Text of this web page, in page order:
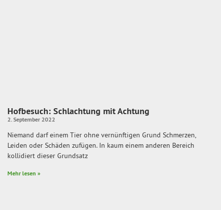
Hofbesuch: Schlachtung mit Achtung
2. September 2022
Niemand darf einem Tier ohne vernünftigen Grund Schmerzen,
Leiden oder Schäden zufügen. In kaum einem anderen Bereich
kollidiert dieser Grundsatz
Mehr lesen »